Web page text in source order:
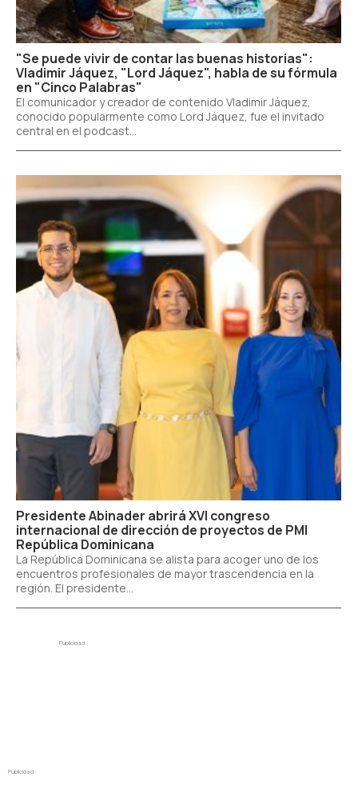
"Se puede vivir de contar las buenas historias":
Vladimir Jáquez, "Lord Jáquez", habla de su fórmula
en "Cinco Palabras"
El comunicador y creador de contenido Vladimir Jáquez,
conocido popularmente como Lord Jáquez, fue el invitado
central en el podcast...
Presidente Abinader abrirá XVI congreso
internacional de dirección de proyectos de PMI
República Dominicana
La República Dominicana se alista para acoger uno de los
encuentros profesionales de mayor trascendencia en la
región. El presidente...
Publicidad
Publicidad